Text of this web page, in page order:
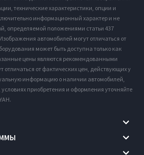
технические характеристики, опции и
информационный характер и не
определяемой положениями статьи 437
автомобилей могут отличаться от
может быть доступна только как
цены являются рекомендованными
от фактических цен, действующих у
информацию о наличии автомобилей,
приобретения и оформления уточняйте